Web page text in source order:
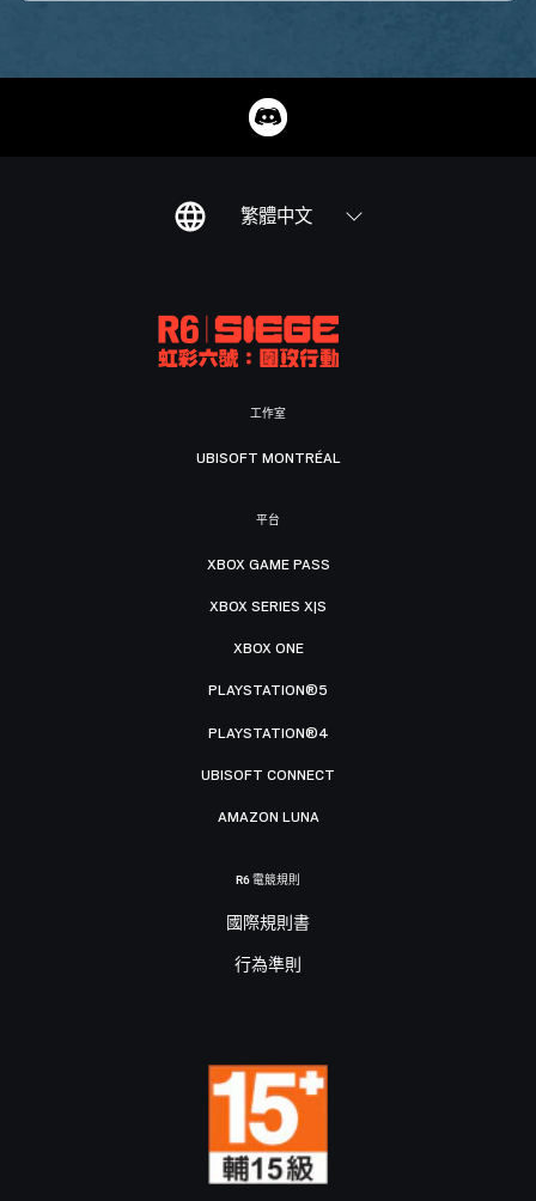
繁體中文
工作室
UBISOFT MONTRÉAL
平台
XBOX GAME PASS
XBOX SERIES X|S
XBOX ONE
PLAYSTATION®5
PLAYSTATION®4
UBISOFT CONNECT
AMAZON LUNA
R6 電競規則
國際規則書
行為準則